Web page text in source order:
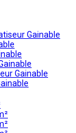
Gainable
Gainable